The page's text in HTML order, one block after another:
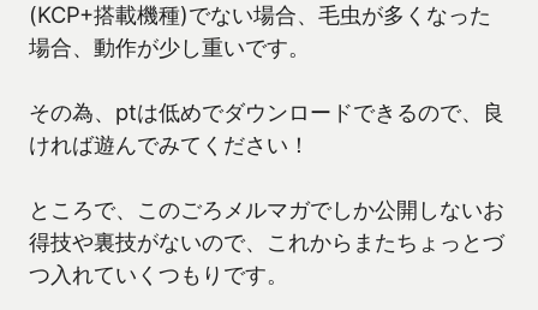
(KCP+搭載機種)でない場合、毛虫が多くなった
場合、動作が少し重いです。
その為、ptは低めでダウンロードできるので、良
ければ遊んでみてください！
ところで、このごろメルマガでしか公開しないお
得技や裏技がないので、これからまたちょっとづ
つ入れていくつもりです。